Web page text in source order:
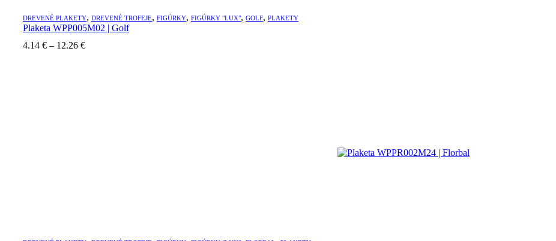
DREVENÉ PLAKETY, DREVENÉ TROFEJE, FIGÚRKY, FIGÚRKY "LUX", GOLF, PLAKETY
Plaketa WPP005M02 | Golf
4.14 € – 12.26 €Price